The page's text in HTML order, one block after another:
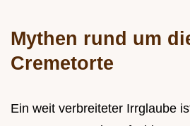
Mythen rund um
Cremetorte
Ein weit verbreiteter Irrglaube